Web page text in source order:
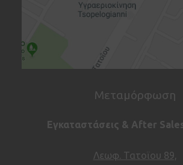
Μεταμόρφωση
Εγκαταστάσεις & After
Λεωφ. Τατοϊου 89,